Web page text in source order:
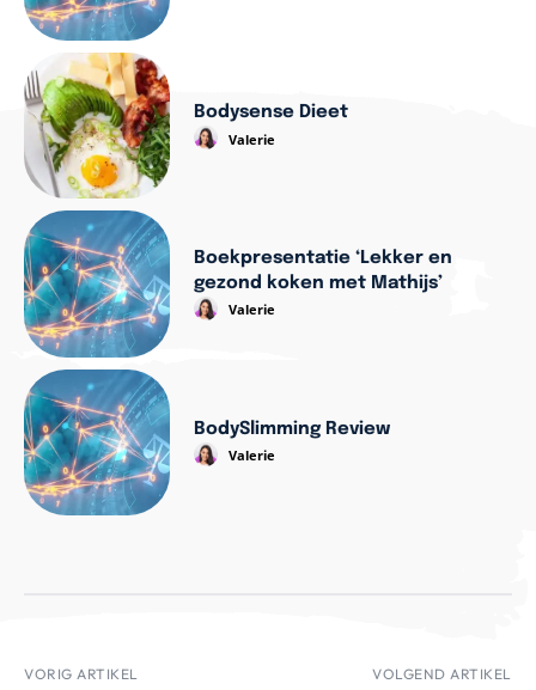
Bodysense Dieet
Valerie
Boekpresentatie ‘Lekker en
gezond koken met Mathijs’
Valerie
BodySlimming Review
Valerie
VORIG ARTIKEL VOLGEND ARTIKEL